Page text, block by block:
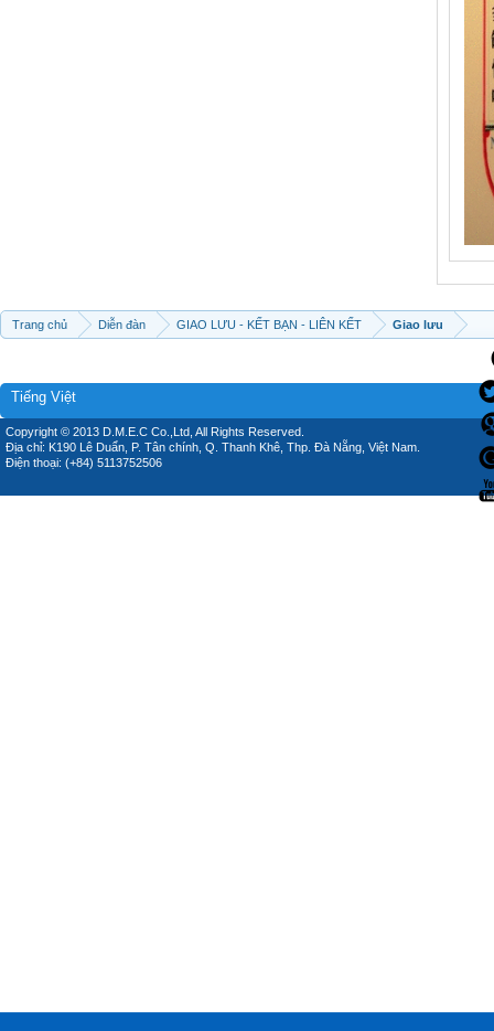
Trang chủ Diễn đàn GIAO LƯU - KẾT BẠN - LIÊN KẾT Giao lưu
Tiếng Việt
Copyright © 2013 D.M.E.C Co.,Ltd, All Rights Reserved.
Địa chỉ: K190 Lê Duẩn, P. Tân chính, Q. Thanh Khê, Thp. Đà Nẵng, Việt Nam.
Điện thoại: (+84) 5113752506